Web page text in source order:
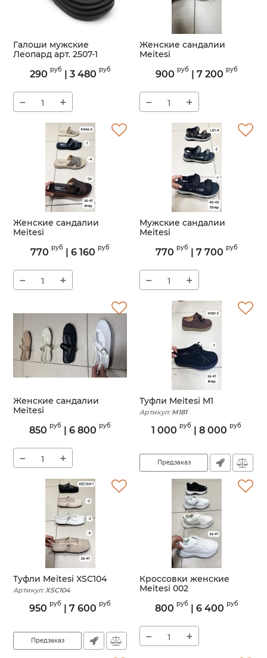
Галоши мужские
Леопард арт. 2507-1
2507-1
290 руб| 3 480 руб
− +
Женские сандалии
Meitesi
00-0
900 руб| 7 200 руб
− +
Женские сандалии
Meitesi
K444
770 руб | 6 160 руб
− +
Мужские сандалии
Meitesi
770 руб| 7 700 руб
− +
Женские сандалии
Meitesi
36-41
850 руб | 6 800 руб
− +
Туфли Meitesi M1
Артикул: M181
1 000 руб | 8 000 руб
Предзаказ
Туфли Meitesi XSC104
Артикул: XSC104
950 руб | 7 600 руб
Предзаказ
Кроссовки женские
Meitesi 002
800 руб| 6 400 руб
− +